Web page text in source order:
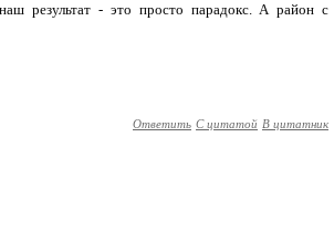
результат - это просто парадокс. А район с
Ответить С цитатой В цитатник